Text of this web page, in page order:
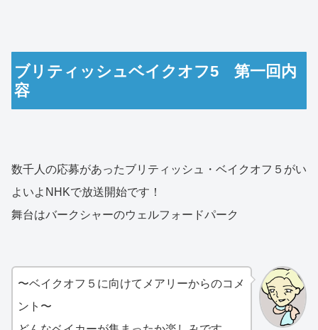
ブリティッシュベイクオフ5 第一回内
容
数千人の応募があったブリティッシュ・ベイクオフ５がい
よいよNHKで放送開始です！
舞台はバークシャーのウェルフォードパーク
〜ベイクオフ５に向けてメアリーからのコメ
ント〜